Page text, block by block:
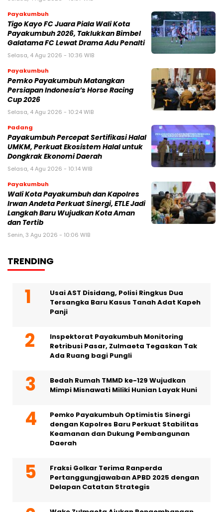
Payakumbuh
Tigo Kayo FC Juara Piala Wali Kota
Payakumbuh 2026, Taklukkan Bimbel
Galatama FC Lewat Drama Adu Penalti
Selasa, 4 Agu 2026 - 10:36 WIB
Payakumbuh
Pemko Payakumbuh Matangkan
Persiapan Indonesia’s Horse Racing
Cup 2026
Selasa, 4 Agu 2026 - 10:24 WIB
Padang
Payakumbuh Percepat Sertifikasi Halal
UMKM, Perkuat Ekosistem Halal untuk
Dongkrak Ekonomi Daerah
Selasa, 4 Agu 2026 - 10:14 WIB
Payakumbuh
Wali Kota Payakumbuh dan Kapolres
Irwan Andeta Perkuat Sinergi, ETLE Jadi
Langkah Baru Wujudkan Kota Aman
dan Tertib
Senin, 3 Agu 2026 - 10:06 WIB
TRENDING
Usai AST Disidang, Polisi Ringkus Dua
Tersangka Baru Kasus Tanah Adat Kapeh
Panji
Inspektorat Payakumbuh Monitoring
Retribusi Pasar, Zulmaeta Tegaskan Tak
Ada Ruang bagi Pungli
Bedah Rumah TMMD ke-129 Wujudkan
Mimpi Misnawati Miliki Hunian Layak Huni
Pemko Payakumbuh Optimistis Sinergi
dengan Kapolres Baru Perkuat Stabilitas
Keamanan dan Dukung Pembangunan
Daerah
Fraksi Golkar Terima Ranperda
Pertanggungjawaban APBD 2025 dengan
Delapan Catatan Strategis